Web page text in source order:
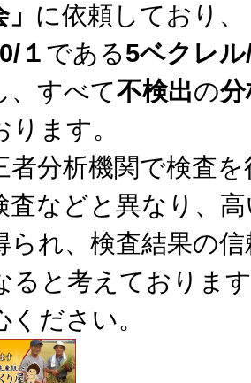
に依頼しており、
１ である5ベクレ
、すべて不検出の
ます。
者分析機関で検査
査などと異なり、
られ、検査結果の
ると考えておりま
ださい。